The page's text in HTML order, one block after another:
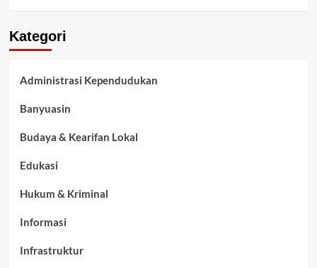
Kategori
Administrasi Kependudukan
Banyuasin
Budaya & Kearifan Lokal
Edukasi
Hukum & Kriminal
Informasi
Infrastruktur